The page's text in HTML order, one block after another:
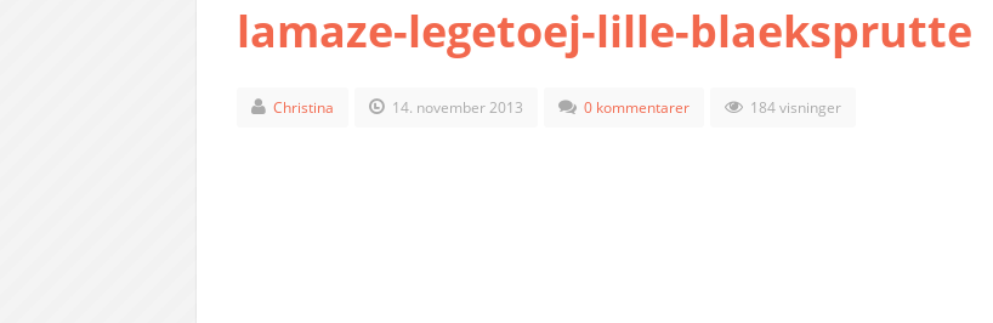
lamaze-legetoej-lille-blaeksprutte
Christina 14. november 2013 0 kommentarer 184 visninger